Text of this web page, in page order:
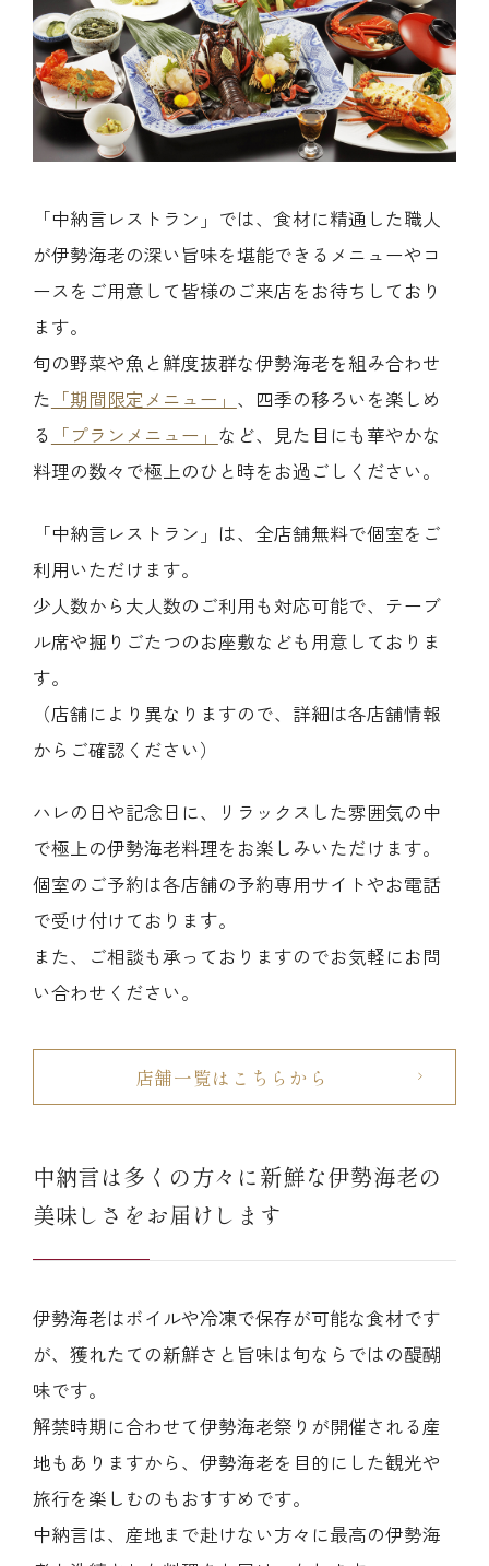
「中納言レストラン」では、食材に精通した職人
が伊勢海老の深い旨味を堪能できるメニューやコ
ースをご用意して皆様のご来店をお待ちしており
ます。
旬の野菜や魚と鮮度抜群な伊勢海老を組み合わせ
た 「期間限定メニュー」 、四季の移ろいを楽しめ
る 「プランメニュー」 など、見た目にも華やかな
料理の数々で極上のひと時をお過ごしください。
「中納言レストラン」は、全店舗無料で個室をご
利用いただけます。
少人数から大人数のご利用も対応可能で、テーブ
ル席や掘りごたつのお座敷なども用意しておりま
す。
（店舗により異なりますので、詳細は各店舗情報
からご確認ください）
ハレの日や記念日に、リラックスした雰囲気の中
で極上の伊勢海老料理をお楽しみいただけます。
個室のご予約は各店舗の予約専用サイトやお電話
で受け付けております。
また、ご相談も承っておりますのでお気軽にお問
い合わせください。
店舗一覧はこちらから
中納言は多くの方々に新鮮な伊勢海老の
美味しさをお届けします
伊勢海老はボイルや冷凍で保存が可能な食材です
が、獲れたての新鮮さと旨味は旬ならではの醍醐
味です。
解禁時期に合わせて伊勢海老祭りが開催される産
地もありますから、伊勢海老を目的にした観光や
旅行を楽しむのもおすすめです。
中納言は、産地まで赴けない方々に最高の伊勢海